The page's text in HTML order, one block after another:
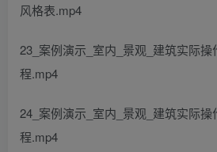
风格表.mp4
23_案例演示_室内_景观_建筑实际
程.mp4
24_案例演示_室内_景观_建筑实际
程.mp4